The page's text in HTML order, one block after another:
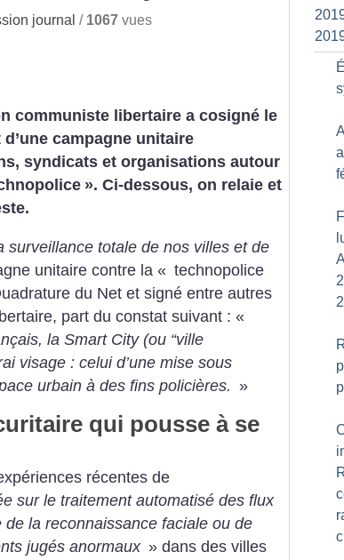
journal / 1067 vues
communiste libertaire a cosigné le
campagne unitaire
syndicats et organisations autour
». Ci-dessous, on relaie et
surveillance totale de nos villes et de
unitaire contre la « technopolice
du Net et signé entre autres
part du constat suivant : «
la Smart City (ou “ville
visage : celui d’une mise sous
urbain à des fins policières. »
qui pousse à se
récentes de
sur le traitement automatisé des flux
la reconnaissance faciale ou de
jugés anormaux » dans des villes